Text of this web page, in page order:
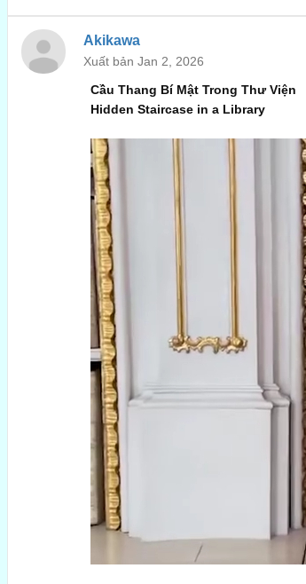
Akikawa
Xuất bản Jan 2, 2026
Cầu Thang Bí Mật Trong Thư Viện
Hidden Staircase in a Library